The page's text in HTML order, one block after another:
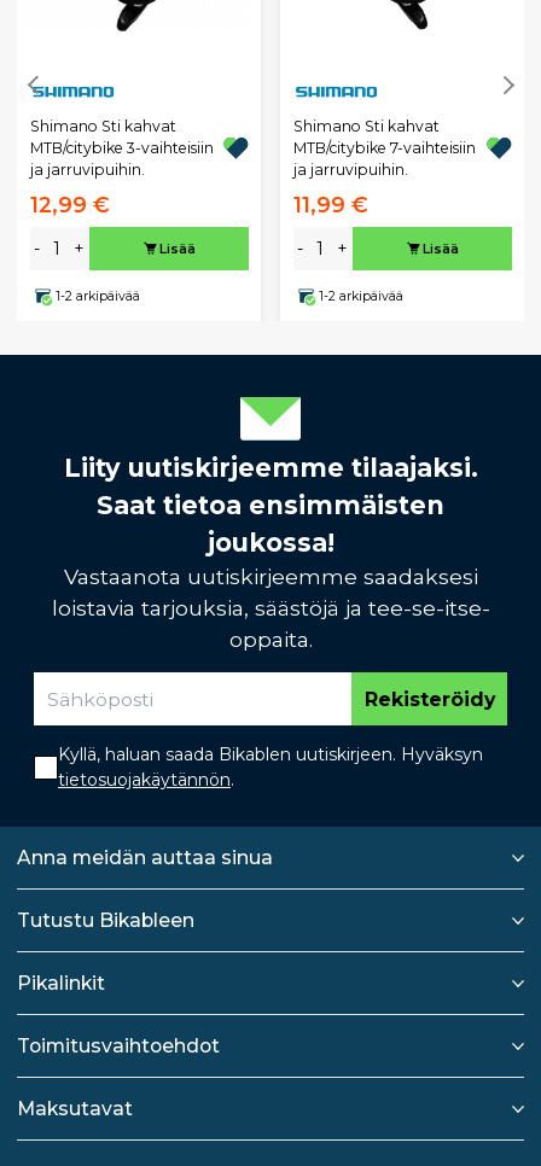
Shimano Sti kahvat
MTB/citybike 3-vaihteisiin
ja jarruvipuihin.
12,99 €
- + Lisää
1-2 arkipäivää
Shimano Sti kahvat
MTB/citybike 7-vaihteisiin
ja jarruvipuihin.
11,99 €
- + Lisää
1-2 arkipäivää
Liity uutiskirjeemme tilaajaksi.
Saat tietoa ensimmäisten
joukossa!
Vastaanota uutiskirjeemme saadaksesi
loistavia tarjouksia, säästöjä ja tee-se-itse-
oppaita.
Rekisteröidy
Kyllä, haluan saada Bikablen uutiskirjeen. Hyväksyn
tietosuojakäytännön.
Anna meidän auttaa sinua
Tutustu Bikableen
Pikalinkit
Toimitusvaihtoehdot
Maksutavat